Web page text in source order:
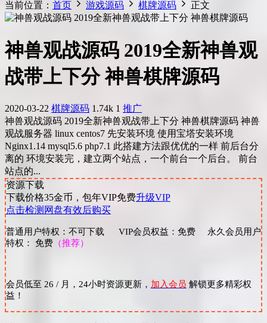
当前位置： 首页 游戏源码 棋牌源码 正文
神兽观战源码 2019全新神兽观
战带上下分 神兽棋牌源码
2020-03-22 棋牌源码 1.74k 1 推广
神兽观战源码 2019全新神兽观战带上下分 神兽棋牌源码 神兽
观战服务器 linux centos7 先安装环境 使用宝塔安装环境
Nginx1.14 mysql5.6 php7.1 此搭建方法跟优优的一样 前后台分
离的 环境安装完，建立两个站点，一个前台一个后台。 前台
站点的...
资源下载
下载价格35金币，包年VIP免费升级VIP
点击检测网盘有效后购买
普通用户特权：不可下载 VIP会员权益：免费 永久会员用户
特权： 免费 （推荐）
会员低至 26 / 月，24小时资源更新， 加入会员 解锁更多精彩权
益！